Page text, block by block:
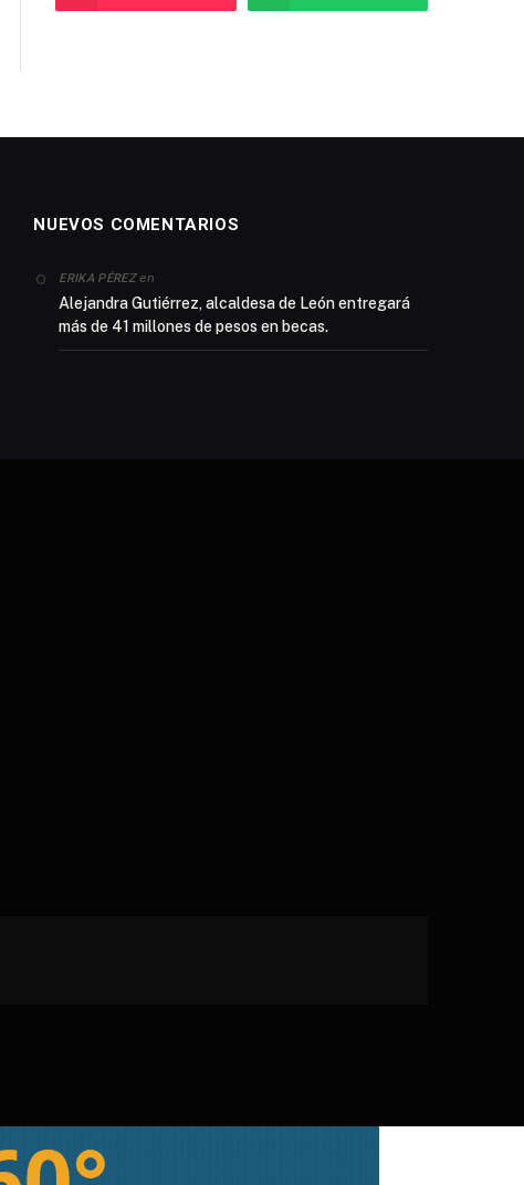
NUEVOS COMENTARIOS
ERIKA PÉREZen
Alejandra Gutiérrez, alcaldesa de León entregará
más de 41 millones de pesos en becas.